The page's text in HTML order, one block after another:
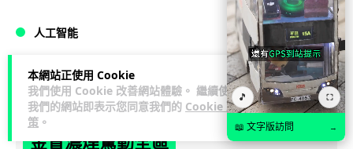
本網站正使用 Cookie
我們使用 Cookie 改善網站體驗。 繼續使用
我們的網站即表示您同意我們的 Cookie 政
策 。
人工智能
Lawton 2 日
中國湖北男自學 AI 「煉金術」 屋內煉
金冒濃煙驚動全區
🎵 ⛶
📖 文字版訪問 →